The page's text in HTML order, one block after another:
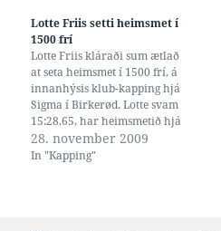
8:09.68, og nú tveir dagar
seinni við…
Lotte Friis setti heimsmet í
1500 frí
Lotte Friis kláraði sum ætlað
at seta heimsmet í 1500 frí, á
innanhýsis klub-kapping hjá
Sigma í Birkerød. Lotte svam
15:28.65, har heimsmetið hjá
amerikansku Kate Ziegler var
15:32.90, og er harvið fyrsti
28. november 2009
In "Kapping"